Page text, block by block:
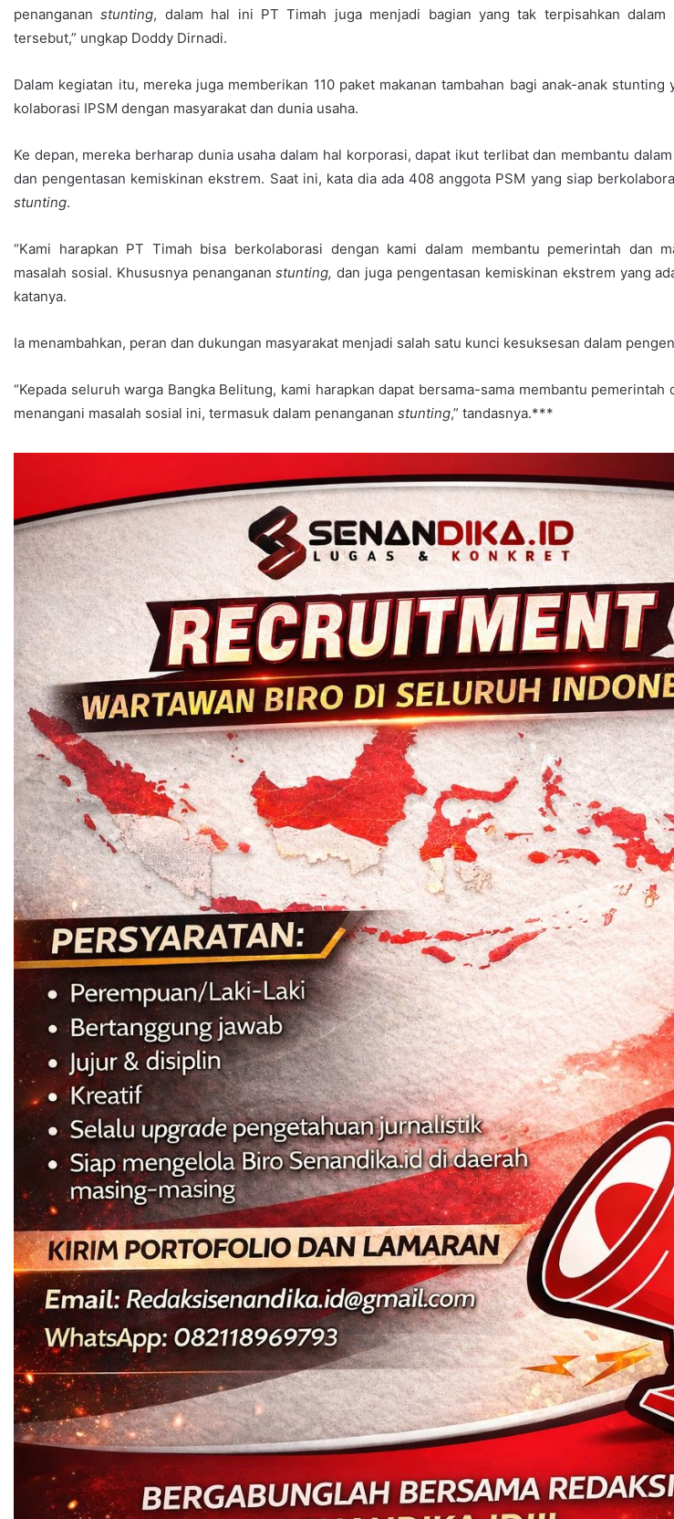
penangananstunting, dalam hal ini PT Timah juga menjadi bagian yang tak terpisahkan dalam
tersebut,” ungkap Doddy Dirnadi.
Dalam kegiatan itu, mereka juga memberikan 110 paket makanan tambahan bagi anak-anak stunting
kolaborasi IPSM dengan masyarakat dan dunia usaha.
Ke depan, mereka berharap dunia usaha dalam hal korporasi, dapat ikut terlibat dan membantu
dan pengentasan kemiskinan ekstrem. Saat ini, kata dia ada 408 anggota PSM yang siap
stunting.
“Kami harapkan PT Timah bisa berkolaborasi dengan kami dalam membantu pemerintah dan
masalah sosial. Khususnya penangananstunting,dan juga pengentasan kemiskinan ekstrem yang
katanya.
Ia menambahkan, peran dan dukungan masyarakat menjadi salah satu kunci kesuksesan dalam
“Kepada seluruh warga Bangka Belitung, kami harapkan dapat bersama-sama membantu pemerintah
menangani masalah sosial ini, termasuk dalam penanganan stunting,” tandasnya.***